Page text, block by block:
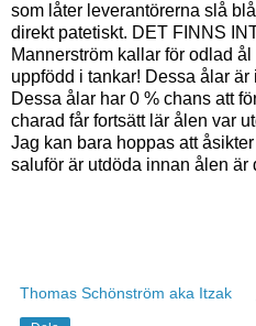
som låter leverantörerna slå
direkt patetiskt. DET FINNS
Mannerström kallar för odlad
uppfödd i tankar! Dessa ålar
Dessa ålar har 0 % chans att
charad får fortsätt lär ålen var
Jag kan bara hoppas att
saluför är utdöda innan ålen är
Thomas Schönström aka Itzak